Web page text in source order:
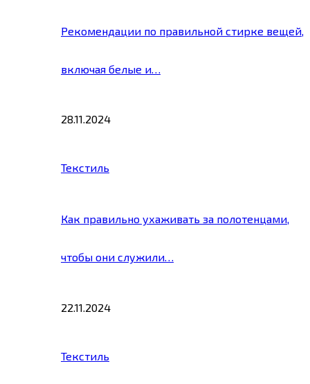
Рекомендации по правильной стирке вещей,
включая белые и…
28.11.2024
Текстиль
Как правильно ухаживать за полотенцами,
чтобы они служили…
22.11.2024
Текстиль